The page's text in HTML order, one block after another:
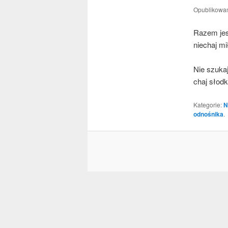
Razem
nie­chaj
Nie
chaj
Kategorie:
odnośnika.